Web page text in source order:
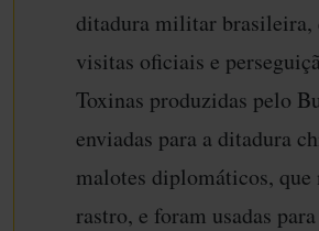
ditadura militar brasileira,
visitas oficiais e
Toxinas produzidas pelo
enviadas para a ditadura
malotes diplomáticos, que
rastro, e foram usadas